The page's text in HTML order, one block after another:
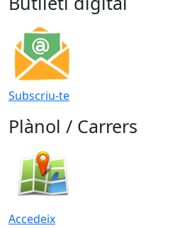
Subscriu-te
Plànol / Carrers
Accedeix